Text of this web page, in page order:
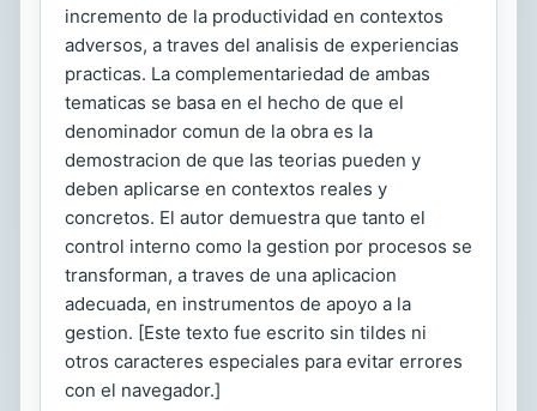
incremento de la productividad en contextos
adversos, a traves del analisis de experiencias
practicas. La complementariedad de ambas
tematicas se basa en el hecho de que el
denominador comun de la obra es la
demostracion de que las teorias pueden y
deben aplicarse en contextos reales y
concretos. El autor demuestra que tanto el
control interno como la gestion por procesos se
transforman, a traves de una aplicacion
adecuada, en instrumentos de apoyo a la
gestion. [Este texto fue escrito sin tildes ni
otros caracteres especiales para evitar errores
con el navegador.]